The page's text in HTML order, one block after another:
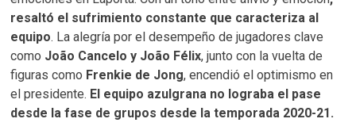
resaltó el sufrimiento constante que caracteriza al
equipo. La alegría por el desempeño de jugadores clave
como João Cancelo y João Félix, junto con la vuelta de
figuras como Frenkie de Jong, encendió el optimismo en
el presidente. El equipo azulgrana no lograba el pase
desde la fase de grupos desde la temporada 2020-21.